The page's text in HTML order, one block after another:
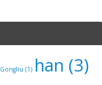
Gongliu (1) han (3)